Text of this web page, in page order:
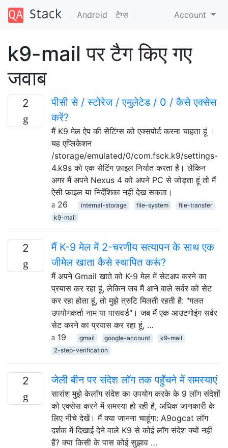
Android टैग्‍स Account
k9-mail पर टैग किए गए
जवाब
2
पीसी से / स्टोरेज / एमुलेटेड / 0 / कैसे एक्सेस
करें?
मैं K9 मेल ऐप की सेटिंग्स को एक्सपोर्ट करना चाहता हूं ।
यह एप्लिकेशन
/storage/emulated/0/com.fsck.k9/settings-
4.k9s को एक सेटिंग फ़ाइल निर्यात करता है। लेकिन
अगर मैं अपने Nexus 4 को अपने PC से जोड़ता हूं तो मैं
ऐसी फ़ाइल या निर्देशिका नहीं देख सकता।
26
internal-storage file-system
file-transfer
k9-mail
2
मैं K-9 मेल में 2-चरणीय सत्यापन के साथ एक
जीमेल खाता कैसे स्थापित करूं?
मैं अपने Gmail खाते को K-9 मेल में सेटअप करने का
प्रयास कर रहा हूं, लेकिन जब मैं आने वाले सर्वर को सेट
कर रहा होता हूं, तो मुझे त्रुटि मिलती रहती है: "गलत
उपयोगकर्ता नाम या पासवर्ड"। जब मैं एक आउटगोइंग सर्वर
सेट करने का प्रयास कर रहा हूं, …
19
gmail google-account
k9-mail
2-step-verification
2 जेली बीन पर संदेश लॉग तक पहुँचने में समस्याएं
सारांश मुझे केलॉग संदेश का उपयोग करके के 9 लॉग संदेशों
को एक्सेस करने में समस्या हो रही है, अधिक जानकारी के
लिए नीचे देखें। मैं क्या जानना चाहूंगा: A9ogcat लॉग
दर्शक में दिखाई देने वाले K9 से कोई लॉग संदेश क्यों नहीं
हैं? क्या किसी के पास कोई सुझाव …